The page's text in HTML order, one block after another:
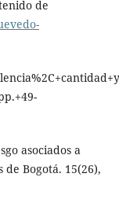
de
asociados a
Bogotá. 15(26),